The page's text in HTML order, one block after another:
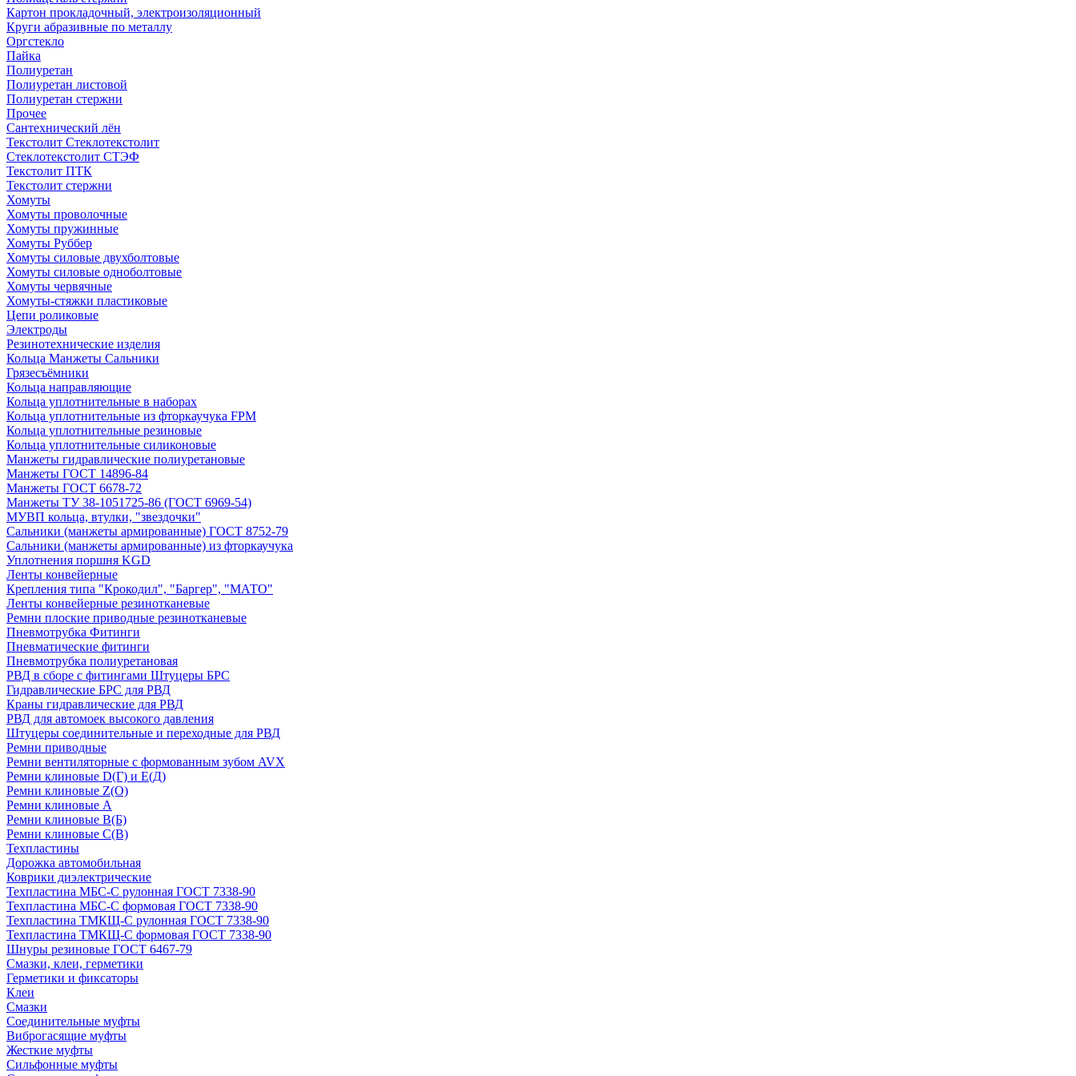
Картон прокладочный, электроизоляционный
Круги абразивные по металлу
Оргстекло
Пайка
Полиуретан
Полиуретан листовой
Полиуретан стержни
Прочее
Сантехнический лён
Текстолит Стеклотекстолит
Стеклотекстолит СТЭФ
Текстолит ПТК
Текстолит стержни
Хомуты
Хомуты проволочные
Хомуты пружинные
Хомуты Руббер
Хомуты силовые двухболтовые
Хомуты силовые одноболтовые
Хомуты червячные
Хомуты-стяжки пластиковые
Цепи роликовые
Электроды
Резинотехнические изделия
Кольца Манжеты Сальники
Грязесъёмники
Кольца направляющие
Кольца уплотнительные в наборах
Кольца уплотнительные из фторкаучука FPM
Кольца уплотнительные резиновые
Кольца уплотнительные силиконовые
Манжеты гидравлические полиуретановые
Манжеты ГОСТ 14896-84
Манжеты ГОСТ 6678-72
Манжеты ТУ 38-1051725-86 (ГОСТ 6969-54)
МУВП кольца, втулки, "звездочки"
Сальники (манжеты армированные) ГОСТ 8752-79
Сальники (манжеты армированные) из фторкаучука
Уплотнения поршня KGD
Ленты конвейерные
Крепления типа "Крокодил", "Баргер", "МАТО"
Ленты конвейерные резинотканевые
Ремни плоские приводные резинотканевые
Пневмотрубка Фитинги
Пневматические фитинги
Пневмотрубка полиуретановая
РВД в сборе с фитингами Штуцеры БРС
Гидравлические БРС для РВД
Краны гидравлические для РВД
РВД для автомоек высокого давления
Штуцеры соединительные и переходные для РВД
Ремни приводные
Ремни вентиляторные с формованным зубом AVX
Ремни клиновые D(Г) и Е(Д)
Ремни клиновые Z(О)
Ремни клиновые А
Ремни клиновые В(Б)
Ремни клиновые С(В)
Техпластины
Дорожка автомобильная
Коврики диэлектрические
Техпластина МБС-С рулонная ГОСТ 7338-90
Техпластина МБС-С формовая ГОСТ 7338-90
Техпластина ТМКЩ-С рулонная ГОСТ 7338-90
Техпластина ТМКЩ-С формовая ГОСТ 7338-90
Шнуры резиновые ГОСТ 6467-79
Смазки, клеи, герметики
Герметики и фиксаторы
Клеи
Смазки
Соединительные муфты
Виброгасящие муфты
Жесткие муфты
Сильфонные муфты